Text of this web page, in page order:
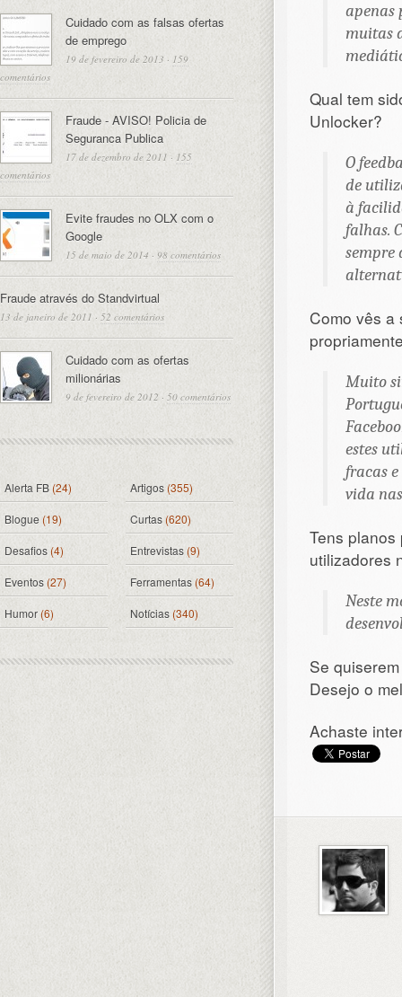
apenas
muitas
Qual tem
Unlocker?
O
de
à
falhas.
sempre
Como vês a
Muito
estes
fracas
vida
Tens
utilizadores
Neste
Se
Desejo o
Achaste
Cuidado com as falsas ofertas
de emprego
19 de fevereiro de 2013 · 159
comentários
Fraude - AVISO! Policia de
Seguranca Publica
17 de dezembro de 2011 · 155
comentários
Evite fraudes no OLX com o
Google
15 de maio de 2014 · 98 comentários
Fraude através do Standvirtual
13 de janeiro de 2011 · 52 comentários
Cuidado com as ofertas
milionárias
9 de fevereiro de 2012 · 50 comentários
Alerta FB(24) Artigos(355)
Blogue (19) Curtas(620)
Desafios (4) Entrevistas(9)
Eventos(27) Ferramentas(64)
Humor(6) Notícias (340)